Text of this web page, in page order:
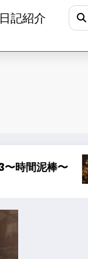
記紹介
〜オルレア考